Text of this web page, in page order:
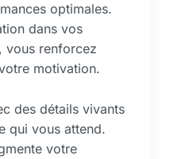
optimales.
dans vos
vous renforcez
motivation.
des détails vivants
qui vous attend.
votre